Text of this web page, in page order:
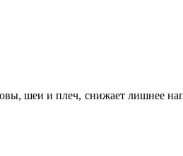
шеи и плеч, снижает лишнее